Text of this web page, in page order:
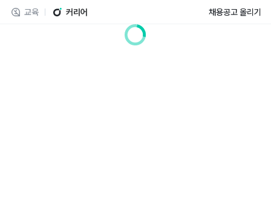
교육 커리어 채용공고 올리기